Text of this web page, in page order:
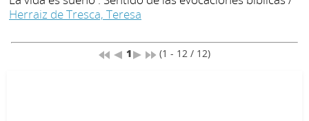
Herraiz de Tresca, Teresa
1 (1 - 12 / 12)